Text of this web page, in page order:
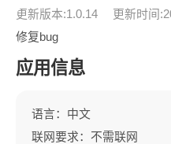
更新版本:1.0.14
更新时间
修复bug
应用信息
语言：中文
联网要求：不需联网